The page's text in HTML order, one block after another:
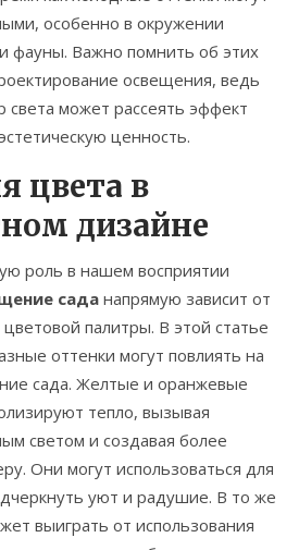
особенно в окружении
фауны. Важно помнить об этих
освещения, ведь
может рассеять эффект
ценность.
цвета в
дизайне
роль в нашем восприятии
сада напрямую зависит от
палитры. В этой статье
оттенки могут повлиять на
сада. Желтые и оранжевые
тепло, вызывая
светом и создавая более
Они могут использоваться для
уют и радушие. В то же
выиграть от использования